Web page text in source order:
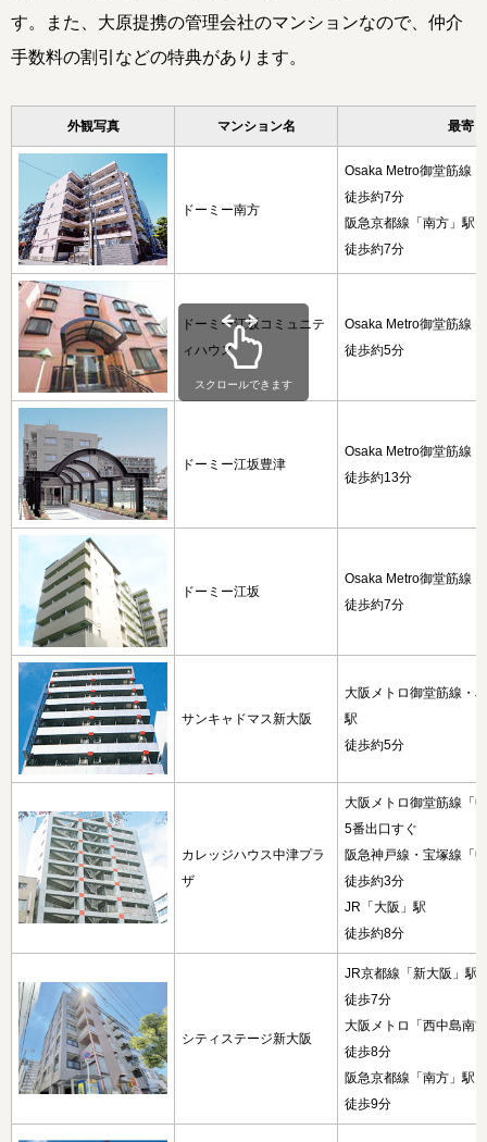
す。また、大原提携の管理会社のマンションなので、仲介
手数料の割引などの特典があります。
外観写真 マンション名 最寄
ドーミー南方
Osaka Metro御堂筋線
徒歩約7分
阪急京都線「南方」駅
徒歩約7分
ドーミー江坂コミュニテ
ィハウス
Osaka Metro御堂筋線
徒歩約5分
ドーミー江坂豊津
Osaka Metro御堂筋線
徒歩約13分
ドーミー江坂
Osaka Metro御堂筋線
徒歩約7分
サンキャドマス新大阪
大阪メトロ御堂筋線・
駅
徒歩約5分
カレッジハウス中津プラ
ザ
大阪メトロ御堂筋線「
5番出口すぐ
阪急神戸線・宝塚線「
徒歩約3分
JR「大阪」駅
徒歩約8分
シティステージ新大阪
JR京都線「新大阪」駅
徒歩7分
大阪メトロ「西中島南
徒歩8分
阪急京都線「南方」駅
徒歩9分
スクロールできます